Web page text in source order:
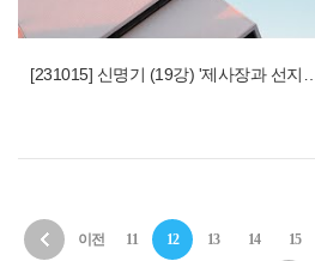
이전 11 12 13 14 15